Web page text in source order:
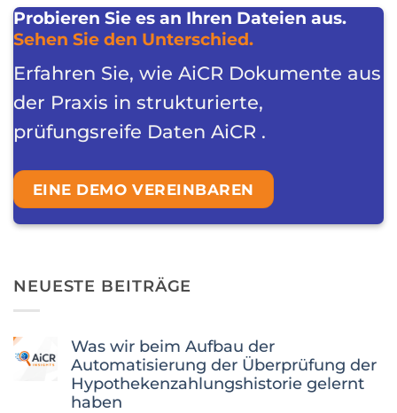
Probieren Sie es an Ihren Dateien aus.
Sehen Sie den Unterschied.
Erfahren Sie, wie AiCR Dokumente aus
der Praxis in strukturierte,
prüfungsreife Daten AiCR .
EINE DEMO VEREINBAREN
NEUESTE BEITRÄGE
Was wir beim Aufbau der
Automatisierung der Überprüfung der
Hypothekenzahlungshistorie gelernt
haben